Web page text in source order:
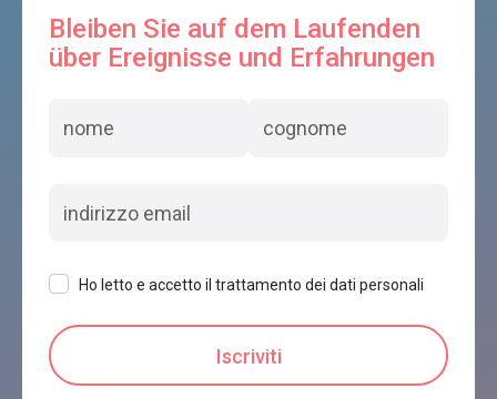
Bleiben Sie auf dem Laufenden
über Ereignisse und Erfahrungen
Ho letto e accetto il trattamento dei dati personali